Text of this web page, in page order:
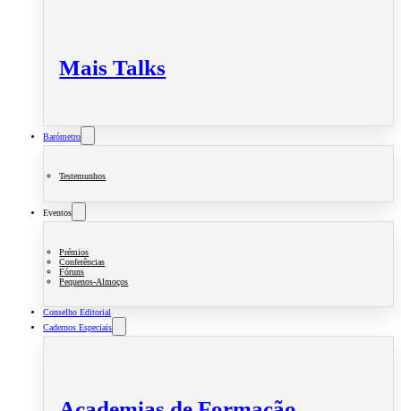
Mais Talks
Barómetro
Testemunhos
Eventos
Prémios
Conferências
Fóruns
Pequenos-Almoços
Conselho Editorial
Cadernos Especiais